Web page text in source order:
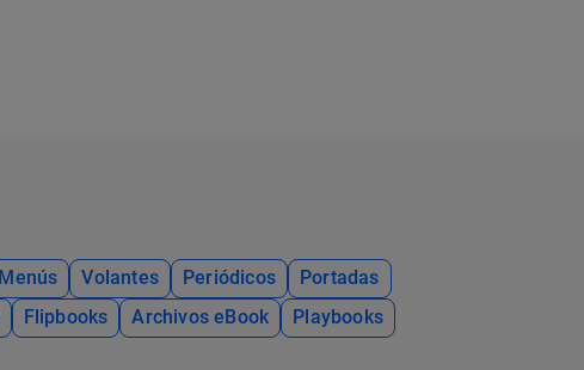
Menús Volantes Periódicos
Portadas
Flipbooks Archivos eBook
Playbooks